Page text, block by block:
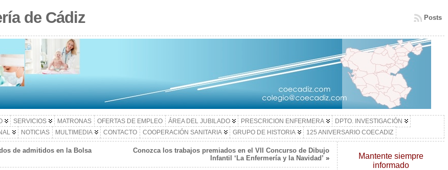
de Cádiz Posts
SERVICIOS MATRONAS OFERTAS DE EMPLEO ÁREA DEL JUBILADO PRESCRICION ENFERMERA
DPTO. INVESTIGACIÓN
NOTICIAS MULTIMEDIA CONTACTO COOPERACIÓN SANITARIA GRUPO DE HISTORIA 125 ANIVERSARIO COECADIZ
de admitidos en la Bolsa
Conozca los trabajos premiados en el VII Concurso de Dibujo
Infantil ‘La Enfermería y la Navidad’ »
Mantente siempre
informado